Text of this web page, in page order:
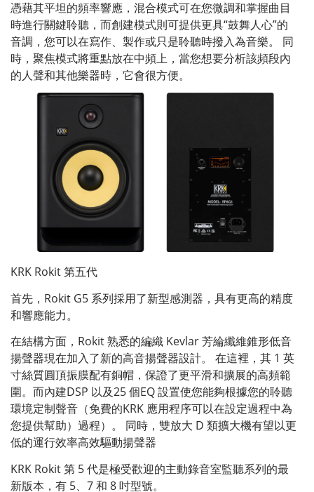
憑藉其平坦的頻率響應，混合模式可在您微調和掌握曲目
時進行關鍵聆聽，而創建模式則可提供更具“鼓舞人心”的
音調，您可以在寫作、製作或只是聆聽時撥入為音樂。 同
時，聚焦模式將重點放在中頻上，當您想要分析該頻段內
的人聲和其他樂器時，它會很方便。
KRK Rokit 第五代
首先，Rokit G5 系列採用了新型感測器，具有更高的精度
和響應能力。
在結構方面，Rokit 熟悉的編織 Kevlar 芳綸纖維錐形低音
揚聲器現在加入了新的高音揚聲器設計。 在這裡，其 1 英
寸絲質圓頂振膜配有銅帽，保證了更平滑和擴展的高頻範
圍。而內建DSP 以及25 個EQ 設置使您能夠根據您的聆聽
環境定制聲音（免費的KRK 應用程序可以在設定過程中為
您提供幫助）過程）。 同時，雙放大 D 類擴大機有望以更
低的運行效率高效驅動揚聲器
KRK Rokit 第 5 代是極受歡迎的主動錄音室監聽系列的最
新版本，有 5、7 和 8 吋型號。